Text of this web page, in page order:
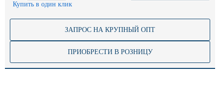
Купить в один клик
ЗАПРОС НА КРУПНЫЙ ОПТ
ПРИОБРЕСТИ В РОЗНИЦУ